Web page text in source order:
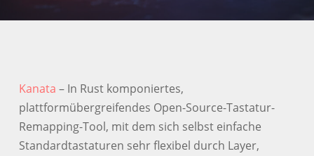
Kanata – In Rust komponiertes,
plattformübergreifendes Open-Source-Tastatur-
Remapping-Tool, mit dem sich selbst einfache
Standardtastaturen sehr flexibel durch Layer,